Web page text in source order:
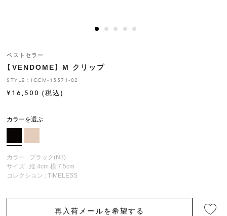
お修理について
ベストセラー
【VENDOME】 M クリップ
STYLE：ICCM-15571-02
¥ 16,500 (税込)
カラーを選ぶ
カラー : ブラック(N3)
サイズ : 縦:4cm 横:7.5cm
コレクション :TIMELESS
再入荷メールを希望する